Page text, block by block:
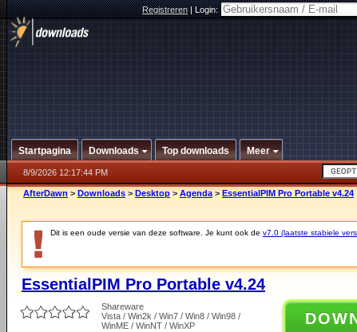
Registreren|Login:
Startpagina Downloads Top downloads Meer
8/9/2026 12:17:44 PM
AfterDawn > Downloads > Desktop > Agenda > EssentialPIM Pro Portable v4.24
Dit is een oude versie van deze software. Je kunt ook de v7.0 (laatste stabiele
EssentialPIM Pro Portable v4.24
Shareware
Vista / Win2k / Win7 / Win8 / Win98 /
WinME / WinNT / WinXP